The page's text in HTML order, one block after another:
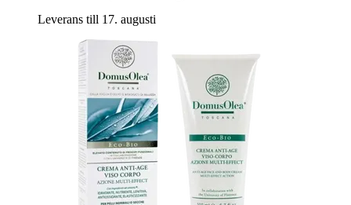
Leverans till 17. augusti